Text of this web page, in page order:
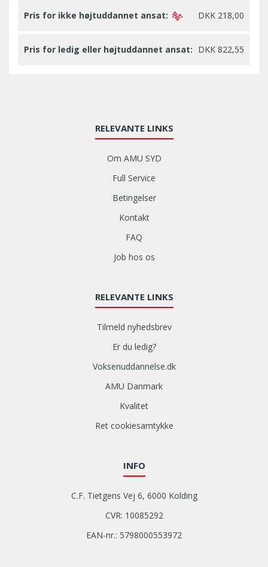
Pris for ikke højtuddannet ansat: DKK 218,00
Pris for ledig eller højtuddannet ansat: DKK 822,55
RELEVANTE LINKS
Om AMU SYD
Full Service
Betingelser
Kontakt
FAQ
Job hos os
RELEVANTE LINKS
Tilmeld nyhedsbrev
Er du ledig?
Voksenuddannelse.dk
AMU Danmark
Kvalitet
Ret cookiesamtykke
INFO
C.F. Tietgens Vej 6, 6000 Kolding
CVR: 10085292
EAN-nr.: 5798000553972